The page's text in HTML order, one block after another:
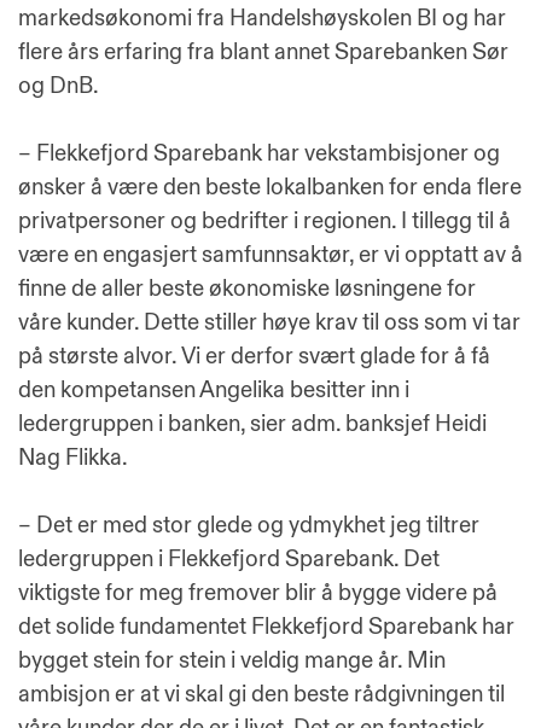
markedsøkonomi fra Handelshøyskolen BI og har
flere års erfaring fra blant annet Sparebanken Sør
og DnB.
– Flekkefjord Sparebank har vekstambisjoner og
ønsker å være den beste lokalbanken for enda flere
privatpersoner og bedrifter i regionen. I tillegg til å
være en engasjert samfunnsaktør, er vi opptatt av å
finne de aller beste økonomiske løsningene for
våre kunder. Dette stiller høye krav til oss som vi tar
på største alvor. Vi er derfor svært glade for å få
den kompetansen Angelika besitter inn i
ledergruppen i banken, sier adm. banksjef Heidi
Nag Flikka.
– Det er med stor glede og ydmykhet jeg tiltrer
ledergruppen i Flekkefjord Sparebank. Det
viktigste for meg fremover blir å bygge videre på
det solide fundamentet Flekkefjord Sparebank har
bygget stein for stein i veldig mange år. Min
ambisjon er at vi skal gi den beste rådgivningen til